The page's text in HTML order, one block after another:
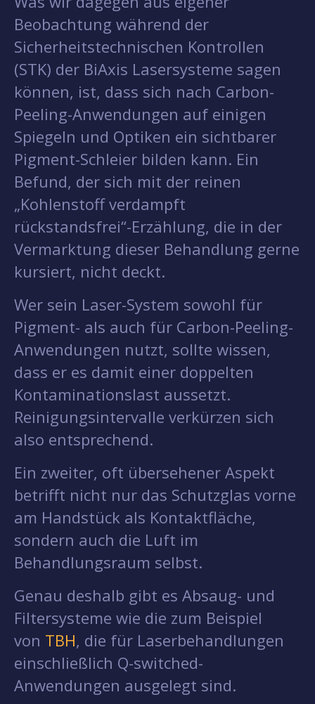
Beobachtung während der
Sicherheitstechnischen Kontrollen
(STK) der BiAxis Lasersysteme sagen
können, ist, dass sich nach Carbon-
Peeling-Anwendungen auf einigen
Spiegeln und Optiken ein sichtbarer
Pigment-Schleier bilden kann. Ein
Befund, der sich mit der reinen
„Kohlenstoff verdampft
rückstandsfrei“-Erzählung, die in der
Vermarktung dieser Behandlung gerne
kursiert, nicht deckt.
Wer sein Laser-System sowohl für
Pigment- als auch für Carbon-Peeling-
Anwendungen nutzt, sollte wissen,
dass er es damit einer doppelten
Kontaminationslast aussetzt.
Reinigungsintervalle verkürzen sich
also entsprechend.
Ein zweiter, oft übersehener Aspekt
betrifft nicht nur das Schutzglas vorne
am Handstück als Kontaktfläche,
sondern auch die Luft im
Behandlungsraum selbst.
Genau deshalb gibt es Absaug- und
Filtersysteme wie die zum Beispiel
von TBH, die für Laserbehandlungen
einschließlich Q-switched-
Anwendungen ausgelegt sind.